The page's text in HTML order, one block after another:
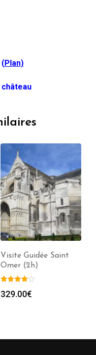
(Plan)
château
Visite Guidée Saint
Omer (2h)
329.00€